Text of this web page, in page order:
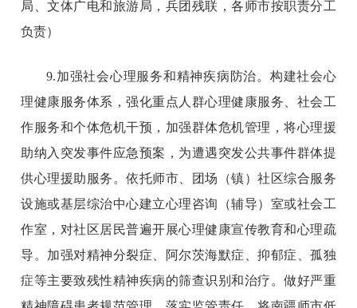
局、文体广电和旅游局，兵团残联，各师市按职责分工
负责）
9.加强社会心理服务和精神疾病防治。构建社会心
理健康服务体系，强化重点人群心理健康服务、社会工
作服务和个体危机干预，加强群体危机管理，将心理援
助纳入突发事件应急预案，为遭遇突发公共事件群体提
供心理援助服务。依托师市、团场（镇）社区综合服务
设施或基层综治中心建立心理咨询（辅导）室或社会工
作室，对社区居民普遍开展心理健康宣传教育和心理疏
导。加强对精神分裂症、阿尔茨海默症、抑郁症、孤独
症等主要致残性精神疾病的筛查识别和治疗。做好严重